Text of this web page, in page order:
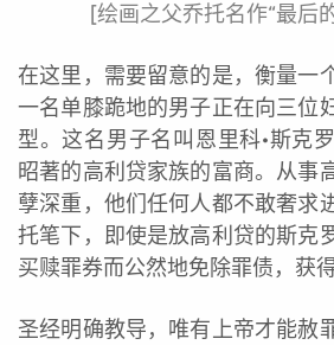
[绘画之父乔托名作“最后
在这里，需要留意的是，衡量一
一名单膝跪地的男子正在向三位
型。这名男子名叫恩里科·斯克
昭著的高利贷家族的富商。从事
孽深重，他们任何人都不敢奢求
托笔下，即使是放高利贷的斯克
买赎罪券而公然地免除罪债，获
圣经明确教导，唯有上帝才能赦